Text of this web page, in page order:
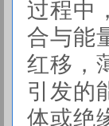
过程中
合与能
红移，
引发的
体或绝